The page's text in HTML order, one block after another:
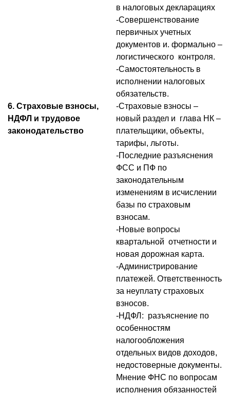
в налоговых декларациях
-Совершенствование
первичных учетных
документов и. формально –
логистического контроля.
-Самостоятельность в
исполнении налоговых
обязательств.
6. Страховые взносы,
НДФЛ и трудовое
законодательство
-Страховые взносы –
новый раздел и глава НК –
плательщики, объекты,
тарифы, льготы.
-Последние разъяснения
ФСС и ПФ по
законодательным
изменениям в исчислении
базы по страховым
взносам.
-Новые вопросы
квартальной отчетности и
новая дорожная карта.
-Администрирование
платежей. Ответственность
за неуплату страховых
взносов.
-НДФЛ: разъяснение по
особенностям
налогообложения
отдельных видов доходов,
недостоверные документы.
Мнение ФНС по вопросам
исполнения обязанностей